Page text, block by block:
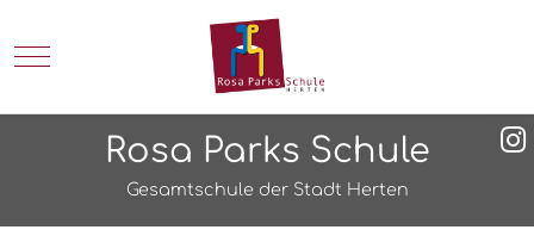
Mobile Menu Toggle
Rosa Parks Schule
Gesamtschule der Stadt Herten